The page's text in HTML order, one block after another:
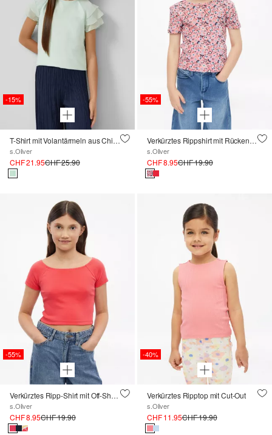
-15%
T-Shirt mit Volantärmeln aus Chiffon
s.Oliver
CHF 21.95CHF 25.90
-55%
Verkürztes Rippshirt mit Rückendetail
s.Oliver
CHF 8.95CHF 19.90
-55%
Verkürztes Ripp-Shirt mit Off-Shoulder-Ausschnitt
s.Oliver
CHF 8.95CHF 19.90
-40%
Verkürztes Ripptop mit Cut-Out
s.Oliver
CHF 11.95CHF 19.90